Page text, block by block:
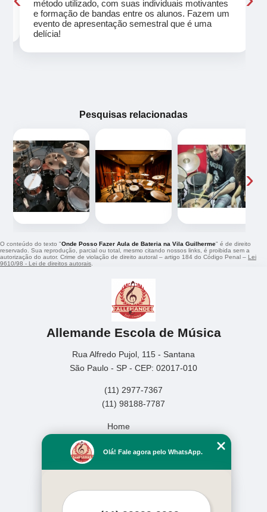
método utilizado, com suas individuais motivantes
e formação de bandas entre os alunos. Fazem um
evento de apresentação semestral que é uma
delícia!
Pesquisas relacionadas
‹ ›
O conteúdo do texto "Onde Posso Fazer Aula de Bateria na Vila Guilherme" é de direito
reservado. Sua reprodução, parcial ou total, mesmo citando nossos links, é proibida sem a
autorização do autor. Crime de violação de direito autoral – artigo 184 do Código Penal – Lei
9610/98 - Lei de direitos autorais.
Allemande Escola de Música
Rua Alfredo Pujol, 115 - Santana
São Paulo - SP - CEP: 02017-010
(11) 2977-7367
(11) 98188-7787
Home
Missão
Olá! Fale agora pelo WhatsApp.